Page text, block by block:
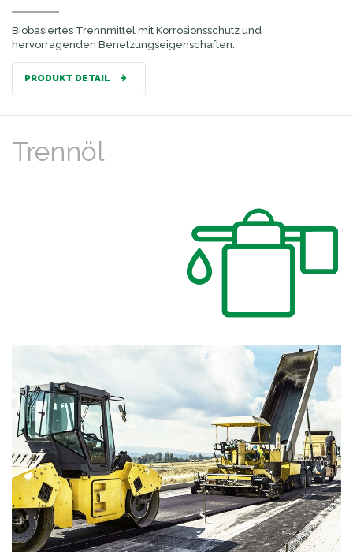
Biobasiertes Trennmittel mit Korrosionsschutz und
hervorragenden Benetzungseigenschaften.
PRODUKT DETAIL
Trennöl